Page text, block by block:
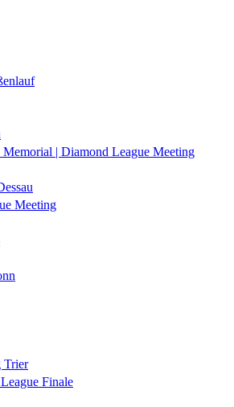
| Diamond League Meeting
Meeting
Trier
Finale